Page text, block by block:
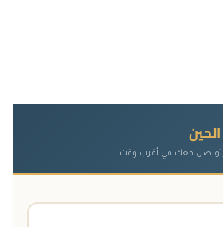
الحين
بيتواصل معك في أقرب وقت